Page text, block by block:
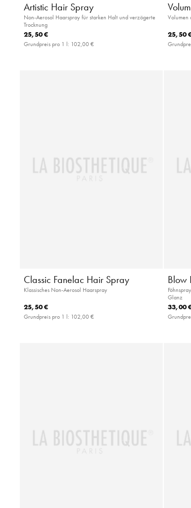
Artistic Hair Spray
Non-Aerosol Haarspray für starken Halt und verzögerte
Trocknung
25,50 €
Grundpreis pro 1 l: 102,00 €
Volumen
25,50
Classic Fanelac Hair Spray
Klassisches Non-Aerosol Haarspray
25,50 €
Grundpreis pro 1 l: 102,00 €
Blow
Glanz
33,00